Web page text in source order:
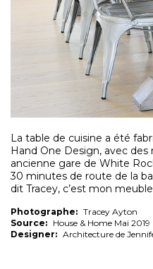
La table de cuisine a été
Hand One Design, avec des
ancienne gare de White
30 minutes de route de la
dit Tracey, c’est mon
Photographe: Tracey Ayton
Source: House & Home Mai 2019
Designer: Architecture de